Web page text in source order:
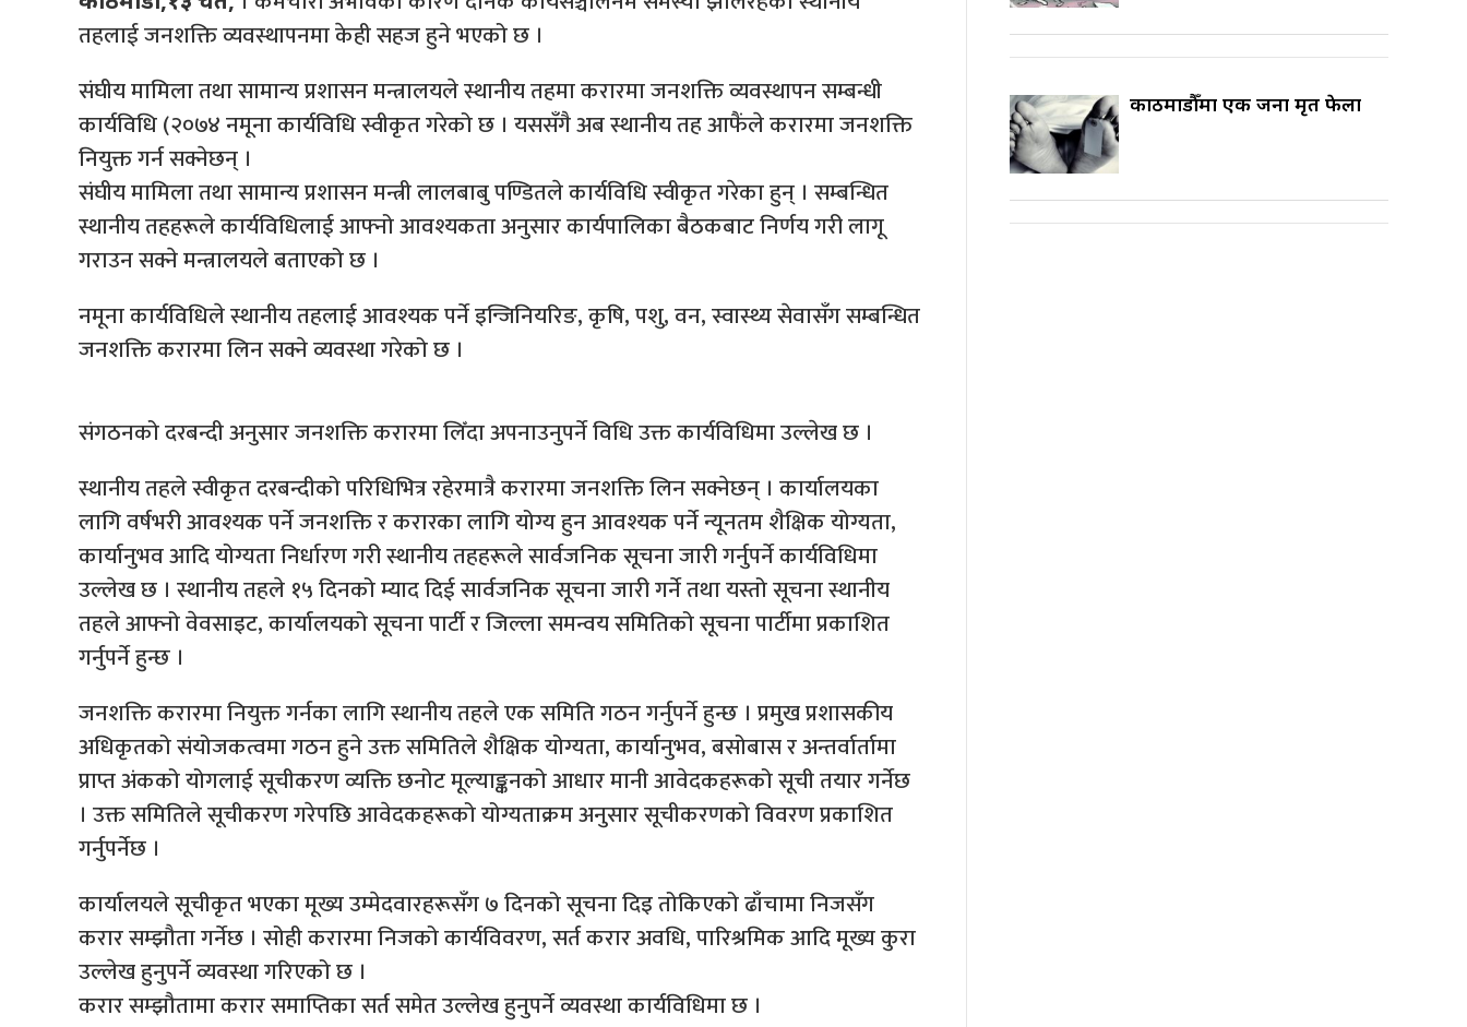
तहलाई जनशक्ति व्यवस्थापनमा केही सहज हुने भएको छ ।
संघीय मामिला तथा सामान्य प्रशासन मन्त्रालयले स्थानीय तहमा करारमा जनशक्ति व्यवस्थापन सम्बन्धी
कार्यविधि (२०७४ नमूना कार्यविधि स्वीकृत गरेको छ । यससँगै अब स्थानीय तह आफैंले करारमा जनशक्ति
नियुक्त गर्न सक्नेछन् ।
संघीय मामिला तथा सामान्य प्रशासन मन्त्री लालबाबु पण्डितले कार्यविधि स्वीकृत गरेका हुन् । सम्बन्धित
स्थानीय तहहरूले कार्यविधिलाई आफ्नो आवश्यकता अनुसार कार्यपालिका बैठकबाट निर्णय गरी लागू
गराउन सक्ने मन्त्रालयले बताएको छ ।
नमूना कार्यविधिले स्थानीय तहलाई आवश्यक पर्ने इन्जिनियरिङ, कृषि, पशु, वन, स्वास्थ्य सेवासँग सम्बन्धित
जनशक्ति करारमा लिन सक्ने व्यवस्था गरेको छ ।
संगठनको दरबन्दी अनुसार जनशक्ति करारमा लिँदा अपनाउनुपर्ने विधि उक्त कार्यविधिमा उल्लेख छ ।
स्थानीय तहले स्वीकृत दरबन्दीको परिधिभित्र रहेरमात्रै करारमा जनशक्ति लिन सक्नेछन् । कार्यालयका
लागि वर्षभरी आवश्यक पर्ने जनशक्ति र करारका लागि योग्य हुन आवश्यक पर्ने न्यूनतम शैक्षिक योग्यता,
कार्यानुभव आदि योग्यता निर्धारण गरी स्थानीय तहहरूले सार्वजनिक सूचना जारी गर्नुपर्ने कार्यविधिमा
उल्लेख छ । स्थानीय तहले १५ दिनको म्याद दिई सार्वजनिक सूचना जारी गर्ने तथा यस्तो सूचना स्थानीय
तहले आफ्नो वेवसाइट, कार्यालयको सूचना पार्टी र जिल्ला समन्वय समितिको सूचना पार्टीमा प्रकाशित
गर्नुपर्ने हुन्छ ।
जनशक्ति करारमा नियुक्त गर्नका लागि स्थानीय तहले एक समिति गठन गर्नुपर्ने हुन्छ । प्रमुख प्रशासकीय
अधिकृतको संयोजकत्वमा गठन हुने उक्त समितिले शैक्षिक योग्यता, कार्यानुभव, बसोबास र अन्तर्वार्तामा
प्राप्त अंकको योगलाई सूचीकरण व्यक्ति छनोट मूल्याङ्कनको आधार मानी आवेदकहरूको सूची तयार गर्नेछ
। उक्त समितिले सूचीकरण गरेपछि आवेदकहरूको योग्यताक्रम अनुसार सूचीकरणको विवरण प्रकाशित
गर्नुपर्नेछ ।
कार्यालयले सूचीकृत भएका मूख्य उम्मेदवारहरूसँग ७ दिनको सूचना दिइ तोकिएको ढाँचामा निजसँग
करार सम्झौता गर्नेछ । सोही करारमा निजको कार्यविवरण, सर्त करार अवधि, पारिश्रमिक आदि मूख्य कुरा
उल्लेख हुनुपर्ने व्यवस्था गरिएको छ ।
करार सम्झौतामा करार समाप्तिका सर्त समेत उल्लेख हुनुपर्ने व्यवस्था कार्यविधिमा छ ।
काठमाडौँमा एक जना मृत फेला